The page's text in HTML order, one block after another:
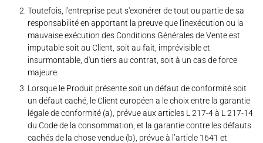
Toutefois, l'entreprise peut s'exonérer de tout ou partie de sa
responsabilité en apportant la preuve que l'inexécution ou la
mauvaise exécution des Conditions Générales de Vente est
imputable soit au Client, soit au fait, imprévisible et
insurmontable, d'un tiers au contrat, soit à un cas de force
majeure.
Lorsque le Produit présente soit un défaut de conformité soit
un défaut caché, le Client européen a le choix entre la garantie
légale de conformité (a), prévue aux articles L 217-4 à L 217-14
du Code de la consommation, et la garantie contre les défauts
cachés de la chose vendue (b), prévue à l’article 1641 et